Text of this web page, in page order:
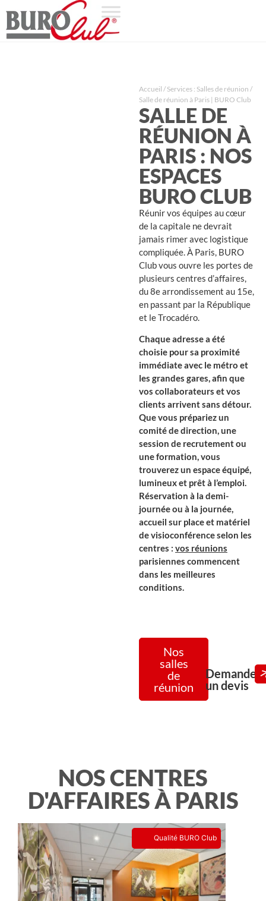
Accueil / Services : Salles de réunion /
Salle de réunion à Paris | BURO Club
SALLE DE
RÉUNION À
PARIS : NOS
ESPACES
BURO CLUB
Réunir vos équipes au cœur
de la capitale ne devrait
jamais rimer avec logistique
compliquée. À Paris, BURO
Club vous ouvre les portes de
plusieurs centres d’affaires,
du 8e arrondissement au 15e,
en passant par la République
et le Trocadéro.
Chaque adresse a été
choisie pour sa proximité
immédiate avec le métro et
les grandes gares, afin que
vos collaborateurs et vos
clients arrivent sans détour.
Que vous prépariez un
comité de direction, une
session de recrutement ou
une formation, vous
trouverez un espace équipé,
lumineux et prêt à l’emploi.
Réservation à la demi-
journée ou à la journée,
accueil sur place et matériel
de visioconférence selon les
centres : vos réunions
parisiennes commencent
dans les meilleures
conditions.
Nos
salles
de
réunion
Demander
un devis
NOS CENTRES
D'AFFAIRES À PARIS
Qualité BURO Club